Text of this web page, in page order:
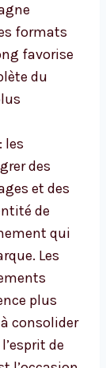
formats
favorise
du
: les
des
et des
de
qui
Les
plus
consolider
de